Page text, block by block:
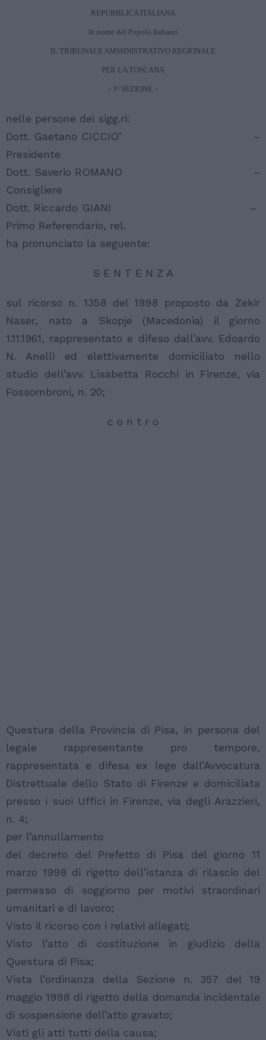
REPUBBLICA ITALIANA
In nome del Popolo Italiano
IL TRIBUNALE AMMINISTRATIVO REGIONALE
PER LA TOSCANA
– I^ SEZIONE –
nelle persone dei sigg.ri:
Dott. Gaetano CICCIO’ –
Presidente
Dott. Saverio ROMANO –
Consigliere
Dott. Riccardo GIANI –
Primo Referendario, rel.
ha pronunciato la seguente:
S E N T E N Z A
sul ricorso n. 1358 del 1998 proposto da Zekir
Naser, nato a Skopje (Macedonia) il giorno
1.11.1961, rappresentato e difeso dall’avv. Edoardo
N. Anelli ed elettivamente domiciliato nello
studio dell’avv. Lisabetta Rocchi in Firenze, via
Fossombroni, n. 20;
c o n t r o
Questura della Provincia di Pisa, in persona del
legale rappresentante pro tempore,
rappresentata e difesa ex lege dall’Avvocatura
Distrettuale dello Stato di Firenze e domiciliata
presso i suoi Uffici in Firenze, via degli Arazzieri,
n. 4;
per l’annullamento
del decreto del Prefetto di Pisa del giorno 11
marzo 1998 di rigetto dell’istanza di rilascio del
permesso di soggiorno per motivi straordinari
umanitari e di lavoro;
Visto il ricorso con i relativi allegati;
Visto l’atto di costituzione in giudizio della
Questura di Pisa;
Vista l’ordinanza della Sezione n. 357 del 19
maggio 1998 di rigetto della domanda incidentale
di sospensione dell’atto gravato;
Visti gli atti tutti della causa;